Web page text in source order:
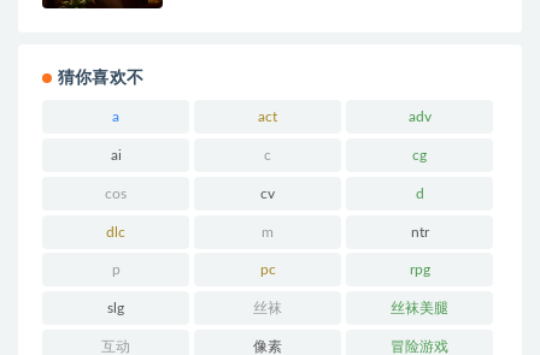
猜你喜欢不
a act adv
ai c cg
cos cv d
dlc m ntr
p pc rpg
slg 丝袜 丝袜美腿
互动 像素 冒险游戏